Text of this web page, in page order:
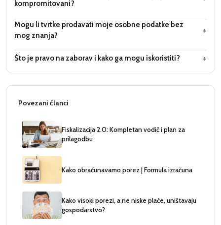
kompromitovani?
Mogu li tvrtke prodavati moje osobne podatke bez
mog znanja?
+
Što je pravo na zaborav i kako ga mogu iskoristiti? +
Povezani članci
Fiskalizacija 2.0: Kompletan vodič i plan za
prilagodbu
Kako obračunavamo porez | Formula izračuna
Kako visoki porezi, a ne niske plaće, uništavaju
gospodarstvo?